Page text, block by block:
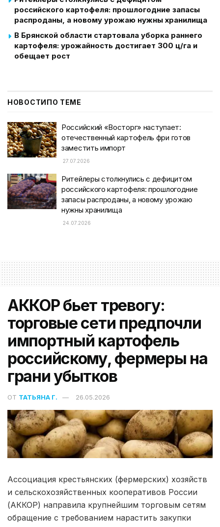
российского картофеля: прошлогодние запасы
распроданы, а новому урожаю нужны хранилища
В Брянской области стартовала уборка раннего
картофеля: урожайность достигает 300 ц/га и
обещает рост
НОВОСТИПО ТЕМЕ
Российский «Восторг» наступает:
отечественный картофель фри готов
заместить импорт
27.07.2026
Ритейлеры столкнулись с дефицитом
российского картофеля: прошлогодние
запасы распроданы, а новому урожаю
нужны хранилища
24.07.2026
АККОР бьет тревогу:
торговые сети предпочли
импортный картофель
российскому, фермеры на
грани убытков
ОТ ТАТЬЯНА Г. 26.05.2026
Ассоциация крестьянских (фермерских) хозяйств
и сельскохозяйственных кооперативов России
(АККОР) направила крупнейшим торговым сетям
обращение с требованием нарастить закупки